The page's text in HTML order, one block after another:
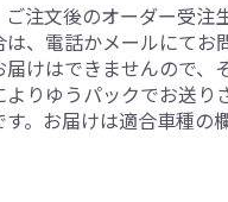
注文後のオーダー受注
、電話かメールにてお
けはできませんので
りゆうパックでお送り
。お届けは適合車種の